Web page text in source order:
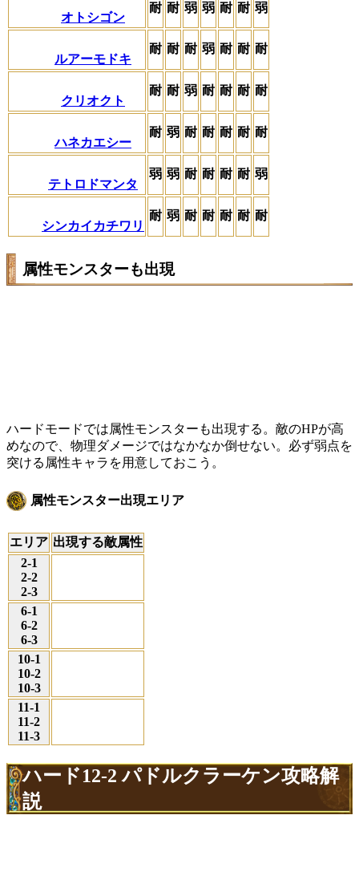
オトシゴン
耐 耐 弱 弱 耐 耐 弱
ルアーモドキ
耐 耐 耐 弱 耐 耐 耐
クリオクト
耐 耐 弱 耐 耐 耐 耐
ハネカエシー
耐 弱 耐 耐 耐 耐 耐
テトロドマンタ
弱 弱 耐 耐 耐 耐 弱
シンカイカチワリ
耐 弱 耐 耐 耐 耐 耐
属性モンスターも出現
ハードモードでは属性モンスターも出現する。敵のHPが高
めなので、物理ダメージではなかなか倒せない。必ず弱点を
突ける属性キャラを用意しておこう。
属性モンスター出現エリア
エリア 出現する敵属性
2-1
2-2
2-3
6-1
6-2
6-3
10-1
10-2
10-3
11-1
11-2
11-3
ハード12-2 パドルクラーケン攻略解
説